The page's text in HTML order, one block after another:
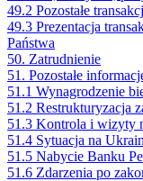
49.2 Pozostałe
49.3 Prezentacja
Państwa
50. Zatrudnienie
51. Pozostałe
51.1 Wynagrodzenie
51.2 Restrukturyzacja
51.3 Kontrola i wizyty
51.4 Sytuacja na
51.5 Nabycie Banku
51.6 Zdarzenia po